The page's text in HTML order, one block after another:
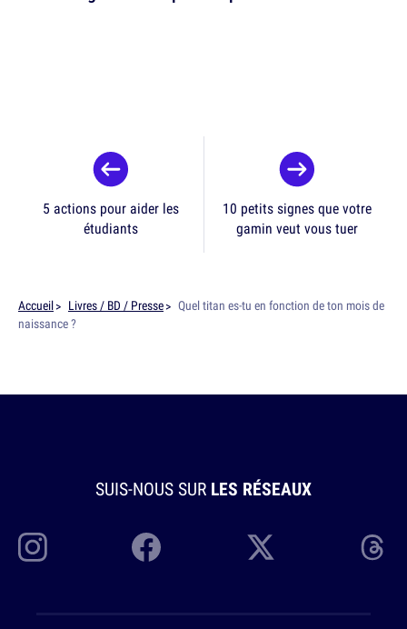
5 actions pour aider les
étudiants
10 petits signes que votre
gamin veut vous tuer
Accueil Livres / BD / Presse
Quel titan es-tu en fonction de ton mois de
naissance ?
SUIS-NOUS SUR LES RÉSEAUX